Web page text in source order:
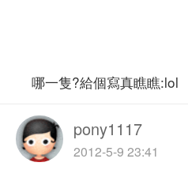
哪一隻?給個寫真瞧瞧:lol
pony1117
2012-5-9 23:41